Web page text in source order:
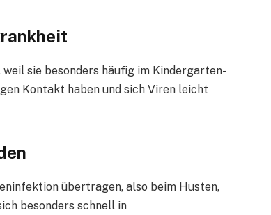
sie besonders häufig im Kindergarten-
Kontakt haben und sich Viren leicht
übertragen, also beim Husten,
besonders schnell in